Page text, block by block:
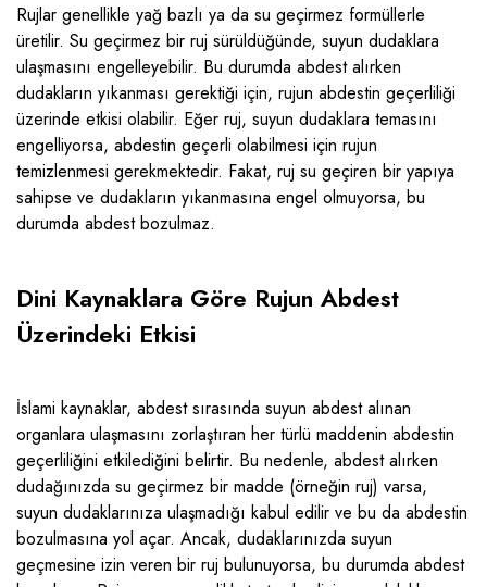
Rujlar genellikle yağ bazlı ya da su geçirmez formüllerle
üretilir. Su geçirmez bir ruj sürüldüğünde, suyun dudaklara
ulaşmasını engelleyebilir. Bu durumda abdest alırken
dudakların yıkanması gerektiği için, rujun abdestin geçerliliği
üzerinde etkisi olabilir. Eğer ruj, suyun dudaklara temasını
engelliyorsa, abdestin geçerli olabilmesi için rujun
temizlenmesi gerekmektedir. Fakat, ruj su geçiren bir yapıya
sahipse ve dudakların yıkanmasına engel olmuyorsa, bu
durumda abdest bozulmaz.
Dini Kaynaklara Göre Rujun Abdest
Üzerindeki Etkisi
İslami kaynaklar, abdest sırasında suyun abdest alınan
organlara ulaşmasını zorlaştıran her türlü maddenin abdestin
geçerliliğini etkilediğini belirtir. Bu nedenle, abdest alırken
dudağınızda su geçirmez bir madde (örneğin ruj) varsa,
suyun dudaklarınıza ulaşmadığı kabul edilir ve bu da abdestin
bozulmasına yol açar. Ancak, dudaklarınızda suyun
geçmesine izin veren bir ruj bulunuyorsa, bu durumda abdest